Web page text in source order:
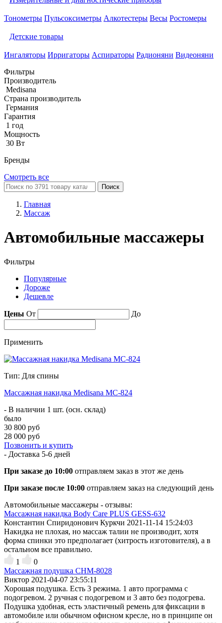
Тонометры Пульсоксиметры Алкотестеры Весы Ростомеры
Детские товары
Ингаляторы Ирригаторы Аспираторы Радионяни Видеоняни
Фильтры
Производитель
Medisana
Страна производитель
Германия
Гарантия
1 год
Мощность
30 Вт
Бренды
Смотреть все
Поиск
Главная
Массаж
Автомобильные массажеры
Фильтры
Популярные
Дороже
Дешевле
Цены От До
Применить
Тип: Для спины
Массажная накидка Medisana MC-824
- В наличии 1 шт. (осн. склад)
было
30 800 руб
28 000 руб
Позвонить и купить
- Доставка 5-6 дней
При заказе до 10:00 отправляем заказ в этот же день
При заказе после 10:00 отправляем заказ на следующий день
Автомобильные массажеры - отзывы:
Массажная накидка Body Care PLUS GESS-632
Константин Спиридонович Куркчи 2021-11-14 15:24:03
Накидка не плохая, но массаж талии не производит, хотя
форма спинки это предполагает (хитрость изготовителя), а в
остальном все правильно.
1
0
Массажная подушка CHM-8028
Виктор 2021-04-07 23:55:11
Хорошая подушка. Есть 3 режима. 1 авто программа с
подогревом. 2 ручная с подогревом и 3 авто без подогрева.
Подушка удобная, есть эластичный ремень для фиксации в
автомобиле или обычном офисном кресле, но в принципе он